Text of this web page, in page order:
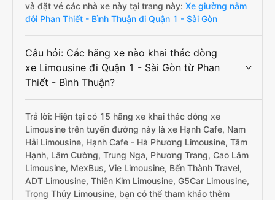
và đặt vé các nhà xe này tại trang này: Xe giường nằm
đôi Phan Thiết - Bình Thuận đi Quận 1 - Sài Gòn
Câu hỏi: Các hãng xe nào khai thác dòng
xe Limousine đi Quận 1 - Sài Gòn từ Phan
Thiết - Bình Thuận?
Trả lời: Hiện tại có 15 hãng xe khai thác dòng xe
Limousine trên tuyến đường này là xe Hạnh Cafe, Nam
Hải Limousine, Hạnh Cafe - Hà Phương Limousine, Tâm
Hạnh, Lâm Cường, Trung Nga, Phương Trang, Cao Lâm
Limousine, MexBus, Vie Limousine, Bến Thành Travel,
ADT Limousine, Thiên Kim Limousine, G5Car Limousine,
Trọng Thủy Limousine, bạn có thể tham khảo thêm